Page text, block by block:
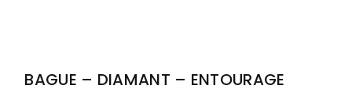
BAGUE – DIAMANT – ENTOURAGE